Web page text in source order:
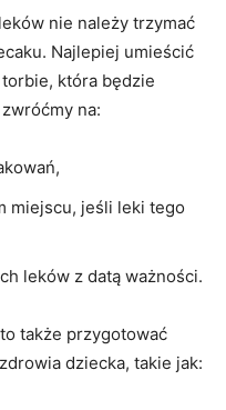
leków nie należy‌ trzymać‍
Najlepiej umieścić
⁤która będzie
na:
miejscu, jeśli leki tego
leków‌ z datą ważności.
także przygotować
dziecka, takie jak: